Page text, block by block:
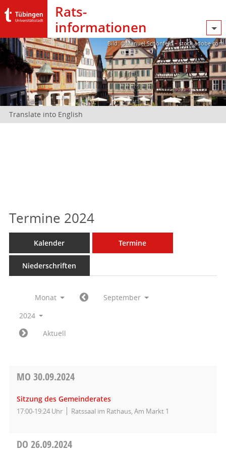
Rats­
informationen
Bild: @Manuel Schönfeld – stock.adobe.com
Translate into English
Termine 2024
Kalender Termine
Niederschriften
Monat
September
2024
Aktuell
MO 30.09.2024
Sitzung des Gemeinderates
17:00-19:24 Uhr Ratssaal im Rathaus, Am Markt 1
DO 26.09.2024